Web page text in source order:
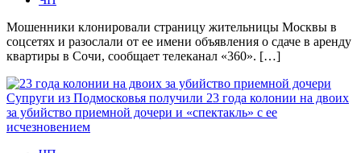
Мошенники клонировали страницу жительницы Москвы в
соцсетях и разослали от ее имени объявления о сдаче в аренду
квартиры в Сочи, сообщает телеканал «360». […]
Супруги из Подмосковья получили 23 года колонии на двоих
за убийство приемной дочери и «спектакль» с ее
исчезновением